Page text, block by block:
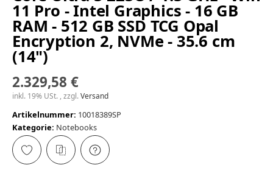
11 Pro - Intel Graphics - 16 GB
RAM - 512 GB SSD TCG Opal
Encryption 2, NVMe - 35.6 cm
(14")
2.329,58 €
inkl. 19% USt. , zzgl.Versand
Artikelnummer: 10018389SP
Kategorie: Notebooks